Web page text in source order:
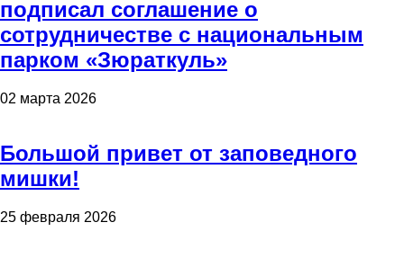
подписал соглашение о
сотрудничестве с национальным
парком «Зюраткуль»
02 марта 2026
Большой привет от заповедного
мишки!
25 февраля 2026